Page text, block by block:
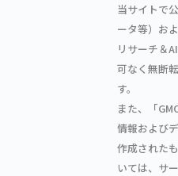
当サイトで
ータ等）お
リサーチ＆
可なく無断
す。
また、「
情報および
作成された
いては、サ